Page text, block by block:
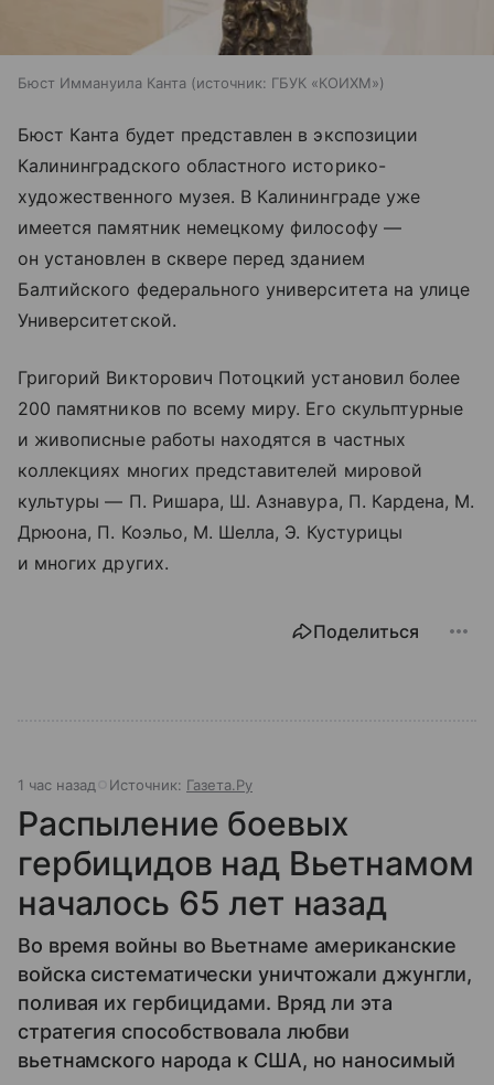
Бюст Иммануила Канта источник: ГБУК «КОИХМ»
Бюст Канта будет представлен в экспозиции
Калининградского областного историко-
художественного музея. В Калининграде уже
имеется памятник немецкому философу —
он установлен в сквере перед зданием
Балтийского федерального университета на улице
Университетской.
Григорий Викторович Потоцкий установил более
200 памятников по всему миру. Его скульптурные
и живописные работы находятся в частных
коллекциях многих представителей мировой
культуры — П. Ришара, Ш. Азнавура, П. Кардена, М.
Дрюона, П. Коэльо, М. Шелла, Э. Кустурицы
и многих других.
Поделиться
1 час назад Источник: Газета.Ру
Распыление боевых
гербицидов над Вьетнамом
началось 65 лет назад
Во время войны во Вьетнаме американские
войска систематически уничтожали джунгли,
поливая их гербицидами. Вряд ли эта
стратегия способствовала любви
вьетнамского народа к США, но наносимый